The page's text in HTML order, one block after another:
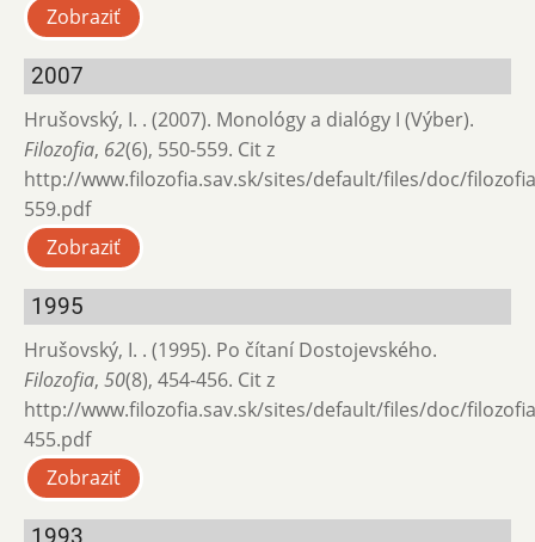
Zobraziť
2007
Hrušovský, I. . (2007). Monológy a dialógy I (Výber).
Filozofia, 62(6), 550-559. Cit z
http://www.filozofia.sav.sk/sites/default/files/doc/
559.pdf
Zobraziť
1995
Hrušovský, I. . (1995). Po čítaní Dostojevského.
Filozofia, 50(8), 454-456. Cit z
http://www.filozofia.sav.sk/sites/default/files/doc/
455.pdf
Zobraziť